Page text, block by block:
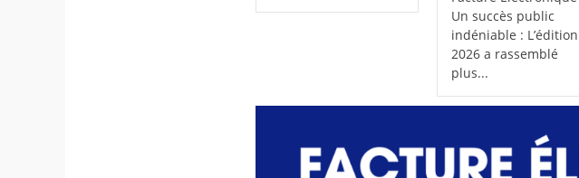
Un succès public
indéniable : L’édition
2026 a rassemblé
plus...